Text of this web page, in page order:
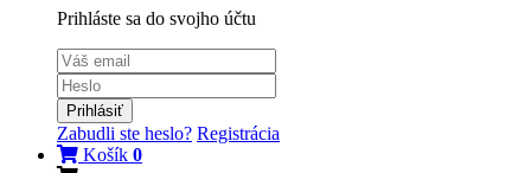
Prihláste sa do svojho účtu
Prihlásiť
Zabudli ste heslo? Registrácia
Košík 0